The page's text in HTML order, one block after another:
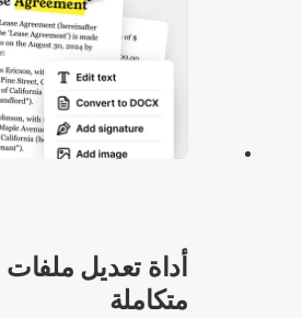
متكاملة